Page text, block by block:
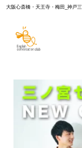
大阪心斎橋・天王寺・梅田_神戸